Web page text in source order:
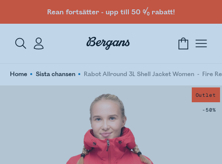
Rean fortsätter - upp till 50 % rabatt!
Home Sista chansen Rabot Allround 3L Shell Jacket Women Fire
Outlet
-50%